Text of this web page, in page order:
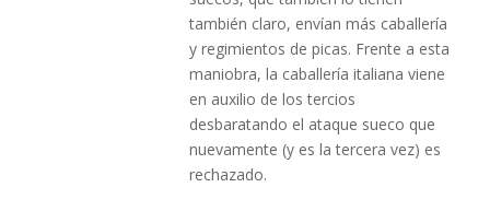
también claro, envían más caballería
y regimientos de picas. Frente a esta
maniobra, la caballería italiana viene
en auxilio de los tercios
desbaratando el ataque sueco que
nuevamente (y es la tercera vez) es
rechazado.